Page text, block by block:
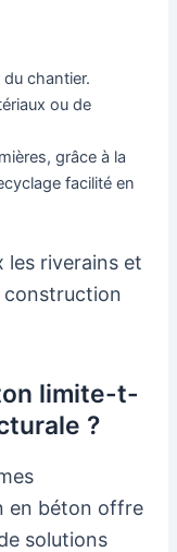
chantier.
ou de
grâce à la
facilité en
les riverains et
construction
limite-t-
?
en béton offre
solutions